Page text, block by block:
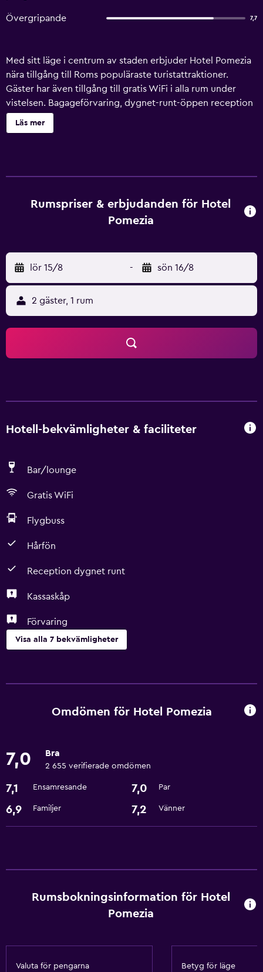
Övergripande 7,7
Med sitt läge i centrum av staden erbjuder Hotel Pomezia
nära tillgång till Roms populäraste turistattraktioner.
Gäster har även tillgång till gratis WiFi i alla rum under
vistelsen. Bagageförvaring, dygnet-runt-öppen reception
och biljettservice är endast några av de tjänster som detta
hotellet erbjuder sina gäster. Dessutom finns det en
även testa någon av många barer och kaféer som finns i
det lokala området. Detta hotellet är beläget i Lazio
Pantheon och Piazza Navona ligger även inom 10 minuter
till fots.
Läs mer
Rumspriser & erbjudanden för Hotel
Pomezia
lör 15/8 - sön 16/8
2 gäster, 1 rum
Hotell-bekvämligheter & faciliteter
Bar/lounge
Gratis WiFi
Flygbuss
Hårfön
Reception dygnet runt
Kassaskåp
Förvaring
Visa alla 7 bekvämligheter
Flygbuss
Restauranger
Bar/lounge
Kassaskåp
Reception dygnet runt
Omdömen för Hotel Pomezia
7,0 Bra
2 655 verifierade omdömen
7,1 Ensamresande 7,0 Par
6,9 Familjer 7,2 Vänner
Rumsbokningsinformation för Hotel
Pomezia
Valuta för pengarna Betyg för läge